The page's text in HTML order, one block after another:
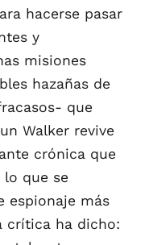
hacerse pasar
y
misiones
hazañas de
que
Walker revive
crónica que
que se
espionaje más
crítica ha dicho: